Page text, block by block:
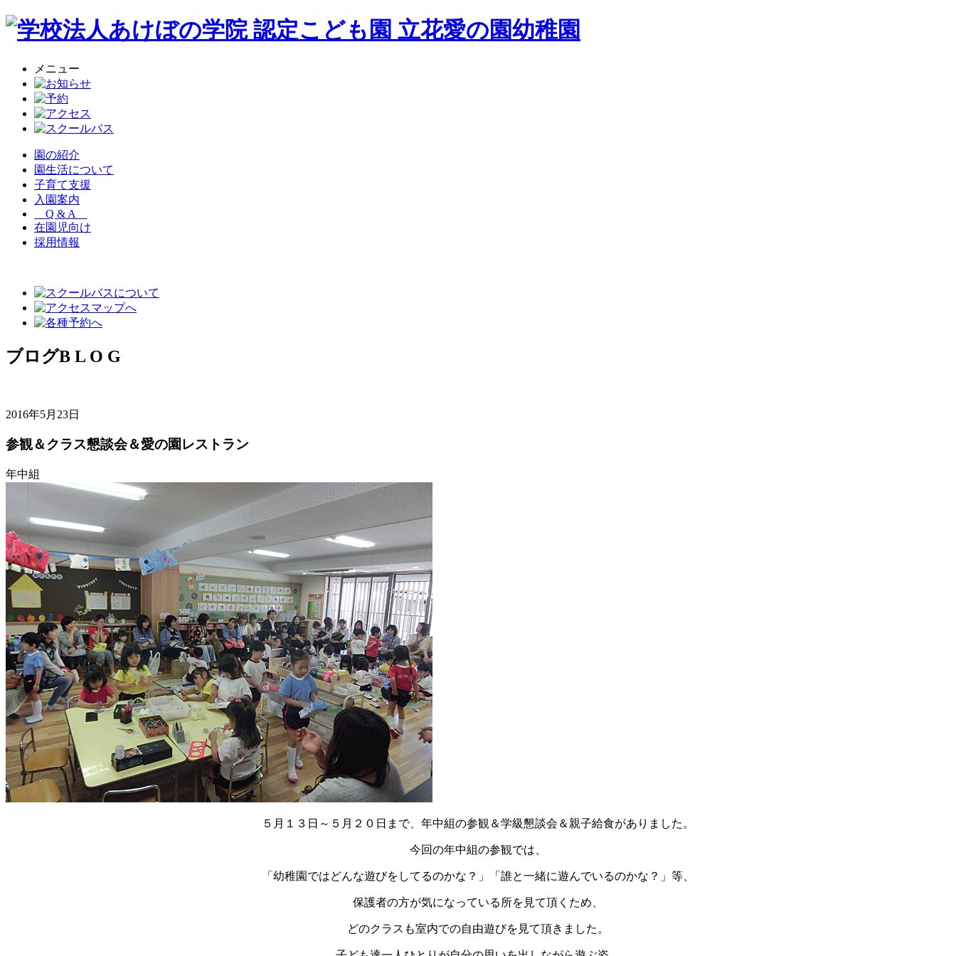
メニュー
園の紹介
園生活について
子育て支援
入園案内
Q & A
在園児向け
採用情報
ブログB L O G
2016年5月23日
参観＆クラス懇談会＆愛の園レストラン
年中組
５月１３日～５月２０日まで、年中組の参観＆学級懇談会＆親子給食がありました。
今回の年中組の参観では、
「幼稚園ではどんな遊びをしてるのかな？」「誰と一緒に遊んでいるのかな？」等、
保護者の方が気になっている所を見て頂くため、
どのクラスも室内での自由遊びを見て頂きました。